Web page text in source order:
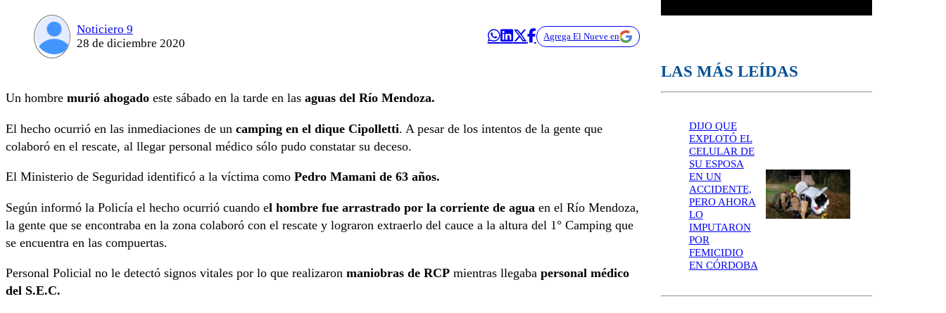
Noticiero 9
28 de diciembre 2020
Agrega El Nueve en
Un hombre murió ahogado este sábado en la tarde en las aguas del Río Mendoza.
El hecho ocurrió en las inmediaciones de un camping en el dique Cipolletti. A pesar de los intentos de la gente que
colaboró en el rescate, al llegar personal médico sólo pudo constatar su deceso.
El Ministerio de Seguridad identificó a la víctima como Pedro Mamani de 63 años.
Según informó la Policía el hecho ocurrió cuando el hombre fue arrastrado por la corriente de agua en el Río Mendoza,
la gente que se encontraba en la zona colaboró con el rescate y lograron extraerlo del cauce a la altura del 1° Camping que
se encuentra en las compuertas.
Personal Policial no le detectó signos vitales por lo que realizaron maniobras de RCP mientras llegaba personal médico
del S.E.C.
LAS MÁS LEÍDAS
DIJO QUE
EXPLOTÓ EL
CELULAR DE
SU ESPOSA
EN UN
ACCIDENTE,
PERO AHORA
LO
IMPUTARON
POR
FEMICIDIO
EN CÓRDOBA